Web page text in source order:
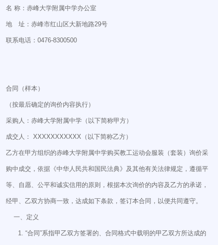
名 称：赤峰大学附属中学办公室
地 址：赤峰市红山区大新地路29号
联系电话：0476-8300500
合同（样本）
（按最后确定的询价内容执行）
采购人：赤峰大学附属中学（以下简称甲方）
成交人： XXXXXXXXXXX（以下简称乙方）
乙方在甲方组织的赤峰大学附属中学购买教工运动会服装（套装）询价采
购中成交，依据《中华人民共和国民法典》及其他有关法律规定，遵循平
等、自愿、公平和诚实信用的原则，根据本次询价的内容及乙方的承诺，
经甲、乙双方协商一致，达成如下条款，签订本合同，以便共同遵守。
一、定义
“合同”系指甲乙双方签署的、合同格式中载明的甲乙双方所达成的